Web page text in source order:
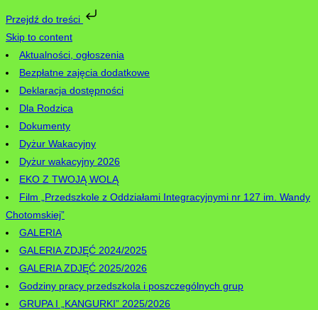
Przejdź do treści
Skip to content
Aktualności, ogłoszenia
Bezpłatne zajęcia dodatkowe
Deklaracja dostępności
Dla Rodzica
Dokumenty
Dyżur Wakacyjny
Dyżur wakacyjny 2026
EKO Z TWOJĄ WOLĄ
Film „Przedszkole z Oddziałami Integracyjnymi nr 127 im. Wandy
Chotomskiej”
GALERIA
GALERIA ZDJĘĆ 2024/2025
GALERIA ZDJĘĆ 2025/2026
Godziny pracy przedszkola i poszczególnych grup
GRUPA I „KANGURKI” 2025/2026